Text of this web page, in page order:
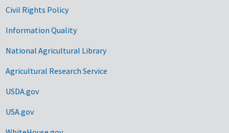
Civil Rights Policy
Information Quality
National Agricultural Library
Agricultural Research Service
USDA.gov
USA.gov